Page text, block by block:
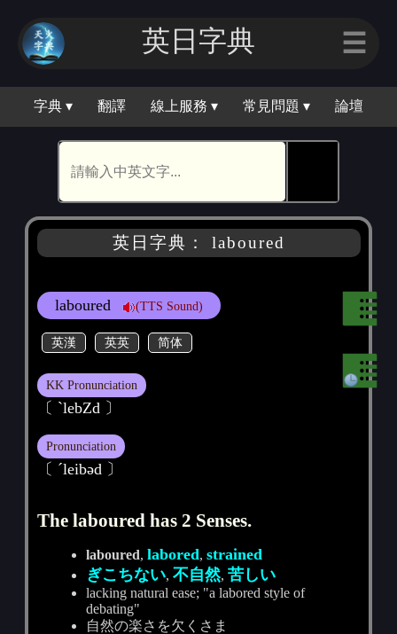
英日字典 ☰
字典 ▾ 翻譯 線上服務 ▾ 常見問題 ▾ 論壇
英日字典： laboured
laboured (TTS Sound)
英漢 英英 简体
KK Pronunciation
〔 ˋlebZd 〕
Pronunciation
〔 ˊleibәd 〕
The laboured has 2 Senses.
laboured,labored,strained
ぎこちない,不自然,苦しい
lacking natural ease; "a labored style of
debating"
自然の楽さを欠くさま